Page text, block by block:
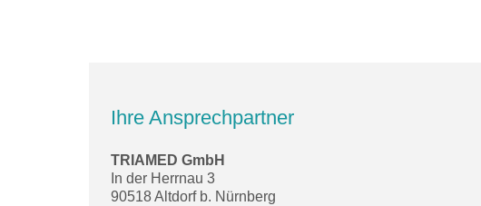
Ihre Ansprechpartner
TRIAMED GmbH
In der Herrnau 3
90518 Altdorf b. Nürnberg